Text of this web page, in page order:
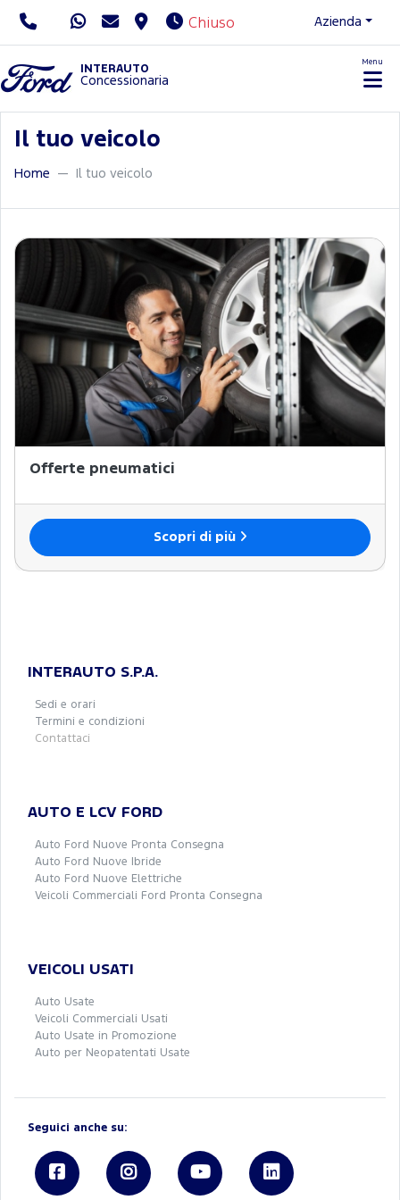
Chiuso Azienda
INTERAUTO
Concessionaria
Menu
Il tuo veicolo
Home Il tuo veicolo
Offerte pneumatici
Scopri di più
INTERAUTO S.P.A.
Sedi e orari
Termini e condizioni
Contattaci
AUTO E LCV FORD
Auto Ford Nuove Pronta Consegna
Auto Ford Nuove Ibride
Auto Ford Nuove Elettriche
Veicoli Commerciali Ford Pronta Consegna
VEICOLI USATI
Auto Usate
Veicoli Commerciali Usati
Auto Usate in Promozione
Auto per Neopatentati Usate
Seguici anche su: